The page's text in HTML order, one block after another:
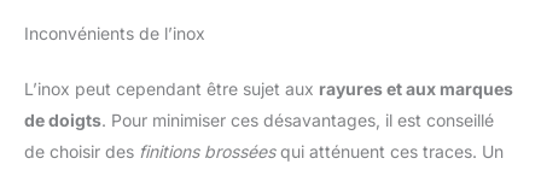
Inconvénients de l’inox
L’inox peut cependant être sujet aux rayures et aux marques
de doigts. Pour minimiser ces désavantages, il est conseillé
de choisir des finitions brosséesqui atténuent ces traces. Un